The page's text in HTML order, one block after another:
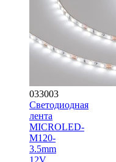
033003
Светодиодная
лента
MICROLED-
M120-
3.5mm
12V